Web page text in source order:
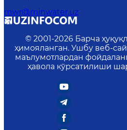
mwr@minwater.uz
© 2001-2026 Барча
ҳимояланган. Ушбу веб-
маълумотлардан
ҳавола кўрсатилиши